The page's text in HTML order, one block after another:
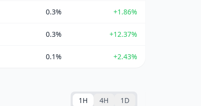
0.3% +1.86%
0.3% +12.37%
0.1% +2.43%
1H 4H 1D